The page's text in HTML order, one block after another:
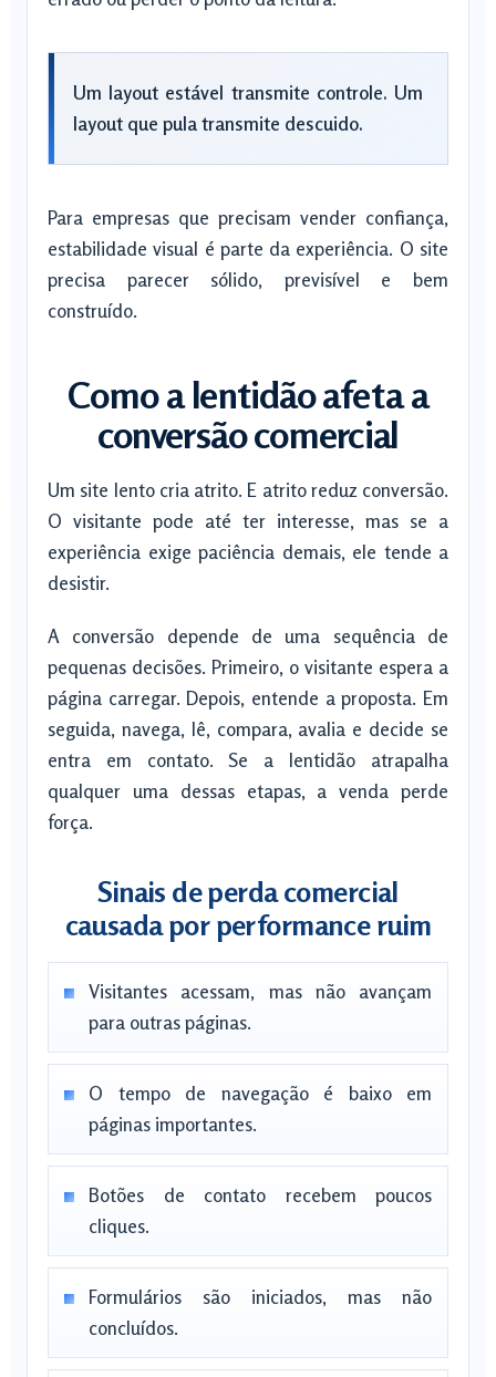
Um layout estável transmite controle. Um
layout que pula transmite descuido.
Para empresas que precisam vender confiança,
estabilidade visual é parte da experiência. O site
precisa parecer sólido, previsível e bem
construído.
Como a lentidão afeta a
conversão comercial
Um site lento cria atrito. E atrito reduz conversão.
O visitante pode até ter interesse, mas se a
experiência exige paciência demais, ele tende a
desistir.
A conversão depende de uma sequência de
pequenas decisões. Primeiro, o visitante espera a
página carregar. Depois, entende a proposta. Em
seguida, navega, lê, compara, avalia e decide se
entra em contato. Se a lentidão atrapalha
qualquer uma dessas etapas, a venda perde
força.
Sinais de perda comercial
causada por performance ruim
Visitantes acessam, mas não avançam
para outras páginas.
O tempo de navegação é baixo em
páginas importantes.
Botões de contato recebem poucos
cliques.
Formulários são iniciados, mas não
concluídos.